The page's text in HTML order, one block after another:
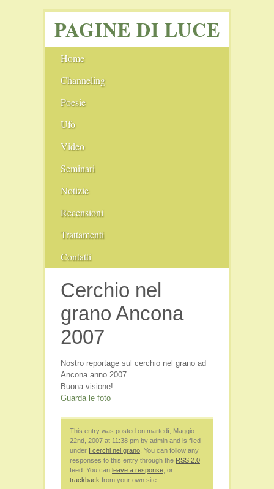
PAGINE DI LUCE
Home
Channeling
Angeli
Poesie
Ufo
I cerchi nel grano
Video
Seminari
Notizie
Film Consigliati
Scie chimiche
Il Vecchio Blog
Recensioni
Comunità
Conferenze
Fiere
Film e Video
Persone
Seminari
Viaggi e Luoghi Spirituali
Trattamenti
Pranoterapia
Contatti
Cerchio nel
grano Ancona
2007
Nostro reportage sul cerchio nel grano ad
Ancona anno 2007.
Buona visione!
Guarda le foto
This entry was posted on martedì, Maggio
22nd, 2007 at 11:38 pm by admin and is filed
under I cerchi nel grano . You can follow any
responses to this entry through the RSS 2.0
feed. You can leave a response , or
trackback from your own site.